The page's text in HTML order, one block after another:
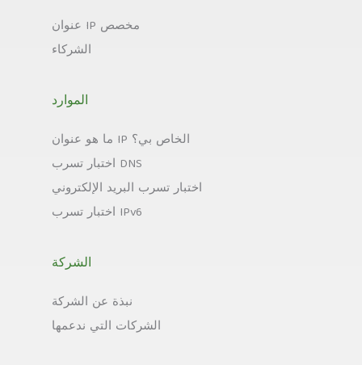
عنوان IP مخصص
الشركاء
الموارد
ما هو عنوان IP الخاص بي؟
اختبار تسرب DNS
اختبار تسرب البريد الإلكتروني
اختبار تسرب IPv6
الشركة
نبذة عن الشركة
الشركات التي ندعمها